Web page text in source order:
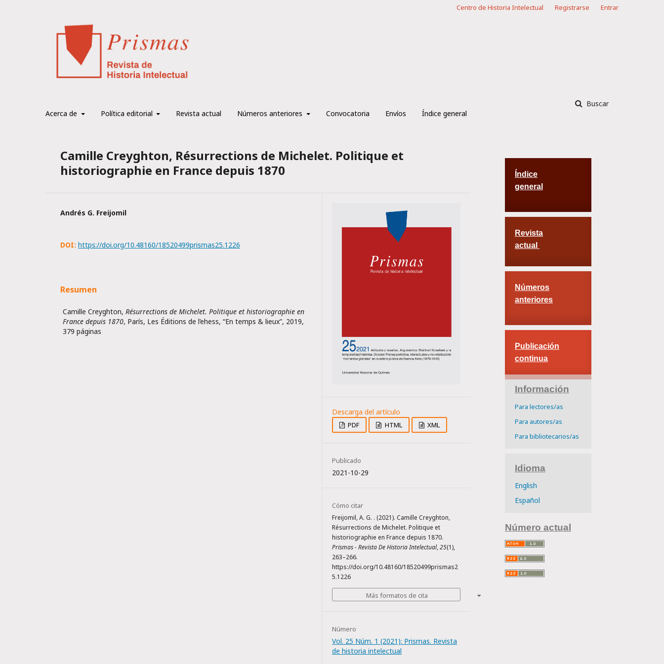
Acerca de Política editorial Revista actual Números anteriores Convocatoria Envíos Índice general
Buscar
Centro de Historia Intelectual Registrarse Entrar
Camille Creyghton, Résurrections de Michelet. Politique et
historiographie en France depuis 1870
Andrés G. Freijomil
DOI: https://doi.org/10.48160/18520499prismas25.1226
Resumen
Camille Creyghton, Résurrections de Michelet. Politique et historiographie en
France depuis 1870, París, Les Éditions de l’ehess, “En temps & lieux”, 2019,
379 páginas
PDF HTML XML
Publicado
2021-10-29
Cómo citar
Freijomil, A. G. . (2021). Camille Creyghton,
Résurrections de Michelet. Politique et
historiographie en France depuis 1870.
Prismas - Revista De Historia Intelectual,25(1),
263–266.
https://doi.org/10.48160/18520499prismas2
5.1226
Más formatos de cita
Número
Vol. 25 Núm. 1 (2021): Prismas. Revista
de historia intelectual
Índice
general
Revista
actual
Números
anteriores
Publicación
continua
Información
Para lectores/as
Para autores/as
Para bibliotecarios/as
Idioma
English
Español
Número actual